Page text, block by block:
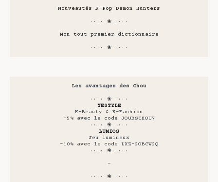
Nouveautés K-Pop Demon Hunters
···· ❀ ····
Mon tout premier dictionnaire
···· ❀ ····
Les avantages des Chou
···· ❀ ····
YESTYLE
K-Beauty & K-Fashion
-5% avec le code JOURSCHOU7
···· ❀ ····
LUMIOS
Jeu lumineux
-10% avec le code LXZ-2OBCW2Q
···· ❀ ····
-
···· ❀ ····